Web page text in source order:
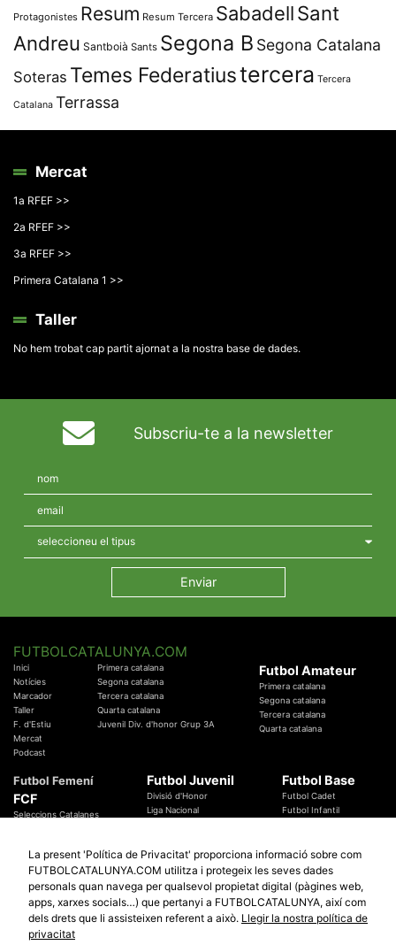
Protagonistes Resum Resum Tercera SabadellSant
Andreu Santboià Sants Segona B Segona Catalana
Soteras Temes Federatiustercera Tercera
Catalana Terrassa
Mercat
1a RFEF >>
2a RFEF >>
3a RFEF >>
Primera Catalana 1 >>
Taller
No hem trobat cap partit ajornat a la nostra base de dades.
Subscriu-te a la newsletter
FUTBOLCATALUNYA.COM
Inici
Notícies
Marcador
Taller
F. d'Estiu
Mercat
Podcast
Primera catalana
Segona catalana
Tercera catalana
Quarta catalana
Juvenil Div. d'honor Grup 3A
Futbol Amateur
Primera catalana
Segona catalana
Tercera catalana
Quarta catalana
Futbol Femení
FCF
Seleccions Catalanes
Temes Federatius
Futbol Juvenil
Divisió d'Honor
Liga Nacional
Futbol Base
Futbol Cadet
Futbol Infantil
Futbol Catalunya
Promocions
Sortejos
Participació
Especials
Copa Catalunya Absoluta 2019
Copa del Rei 2019 - 2020
La present 'Política de Privacitat' proporciona informació sobre com
FUTBOLCATALUNYA.COM utilitza i protegeix les seves dades
personals quan navega per qualsevol propietat digital (pàgines web,
apps, xarxes socials…) que pertanyi a FUTBOLCATALUNYA, així com
dels drets que li assisteixen referent a això. Llegir la nostra política de
privacitat